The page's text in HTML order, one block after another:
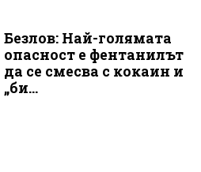
Безлов: Най-голямата
опасност е фентанилът
да се смесва с кокаин и
„би...